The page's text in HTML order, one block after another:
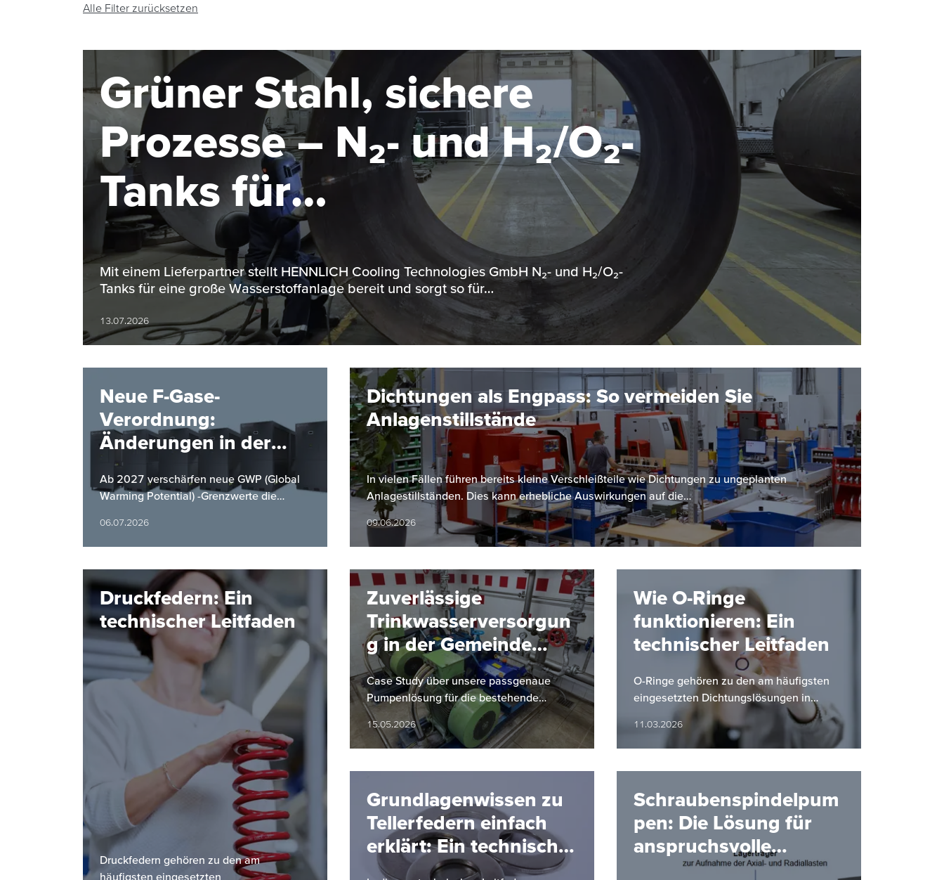
Alle Filter zurücksetzen
Grüner Stahl, sichere
Prozesse – N₂- und H₂/O₂-
Tanks für
Elektrolyseanlage im MW-
Bereich
Mit einem Lieferpartner stellt HENNLICH Cooling Technologies GmbH N₂- und H₂/O₂-
Tanks für eine große Wasserstoffanlage bereit und sorgt so für…
13.07.2026
Neue F-Gase-
Verordnung:
Änderungen in der
Kältemittelverordnung
ab 2027
Ab 2027 verschärfen neue GWP (Global
Warming Potential) -Grenzwerte die
HYFRA bietet mit einer neuen Baureihe
eine…
06.07.2026
Dichtungen als Engpass: So vermeiden Sie
Anlagenstillstände
In vielen Fällen führen bereits kleine Verschleißteile wie Dichtungen zu ungeplanten
Anlagestillständen. Dies kann erhebliche Auswirkungen auf die…
09.06.2026
Druckfedern: Ein
technischer Leitfaden
Druckfedern gehören zu den am
häufigsten eingesetzten
Zuverlässige
Trinkwasserversorgun
g in der Gemeinde
Hinterstoder
Case Study über unsere passgenaue
Pumpenlösung für die bestehende
Infrastruktur der Gemeinde Hinterstoder
15.05.2026
Wie O-Ringe
funktionieren: Ein
technischer Leitfaden
O-Ringe gehören zu den am häufigsten
eingesetzten Dichtungslösungen in
industriellen Anwendungen. Ihre einfache
Bauform, hohe Zuverlässigkeit und…
11.03.2026
Grundlagenwissen zu
Tellerfedern einfach
erklärt: Ein technischer
Überblick von
Schraubenspindelpum
pen: Die Lösung für
anspruchsvolle
Förderaufgaben